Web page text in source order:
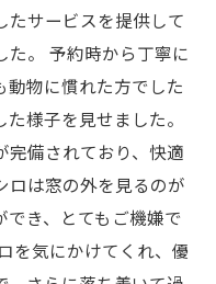
たサービスを提供して
た。 予約時から丁寧に
動物に慣れた方でした
様子を見せました。
完備されており、快適
ロは窓の外を見るのが
でき、とてもご機嫌で
を気にかけてくれ、優